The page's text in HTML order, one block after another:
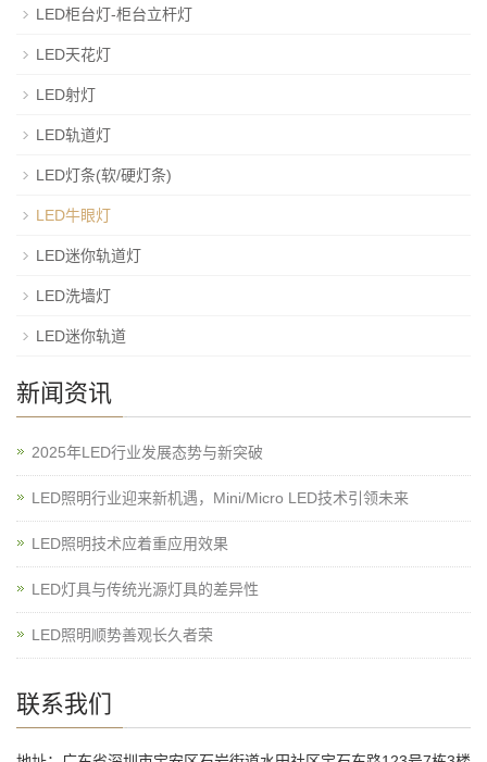
LED柜台灯-柜台立杆灯
LED天花灯
LED射灯
LED轨道灯
LED灯条(软/硬灯条)
LED牛眼灯
LED迷你轨道灯
LED洗墙灯
LED迷你轨道
新闻资讯
2025年LED行业发展态势与新突破
​LED照明行业迎来新机遇，Mini/Micro LED技术引领未来
LED照明技术应着重应用效果
LED灯具与传统光源灯具的差异性
LED照明顺势善观长久者荣
联系我们